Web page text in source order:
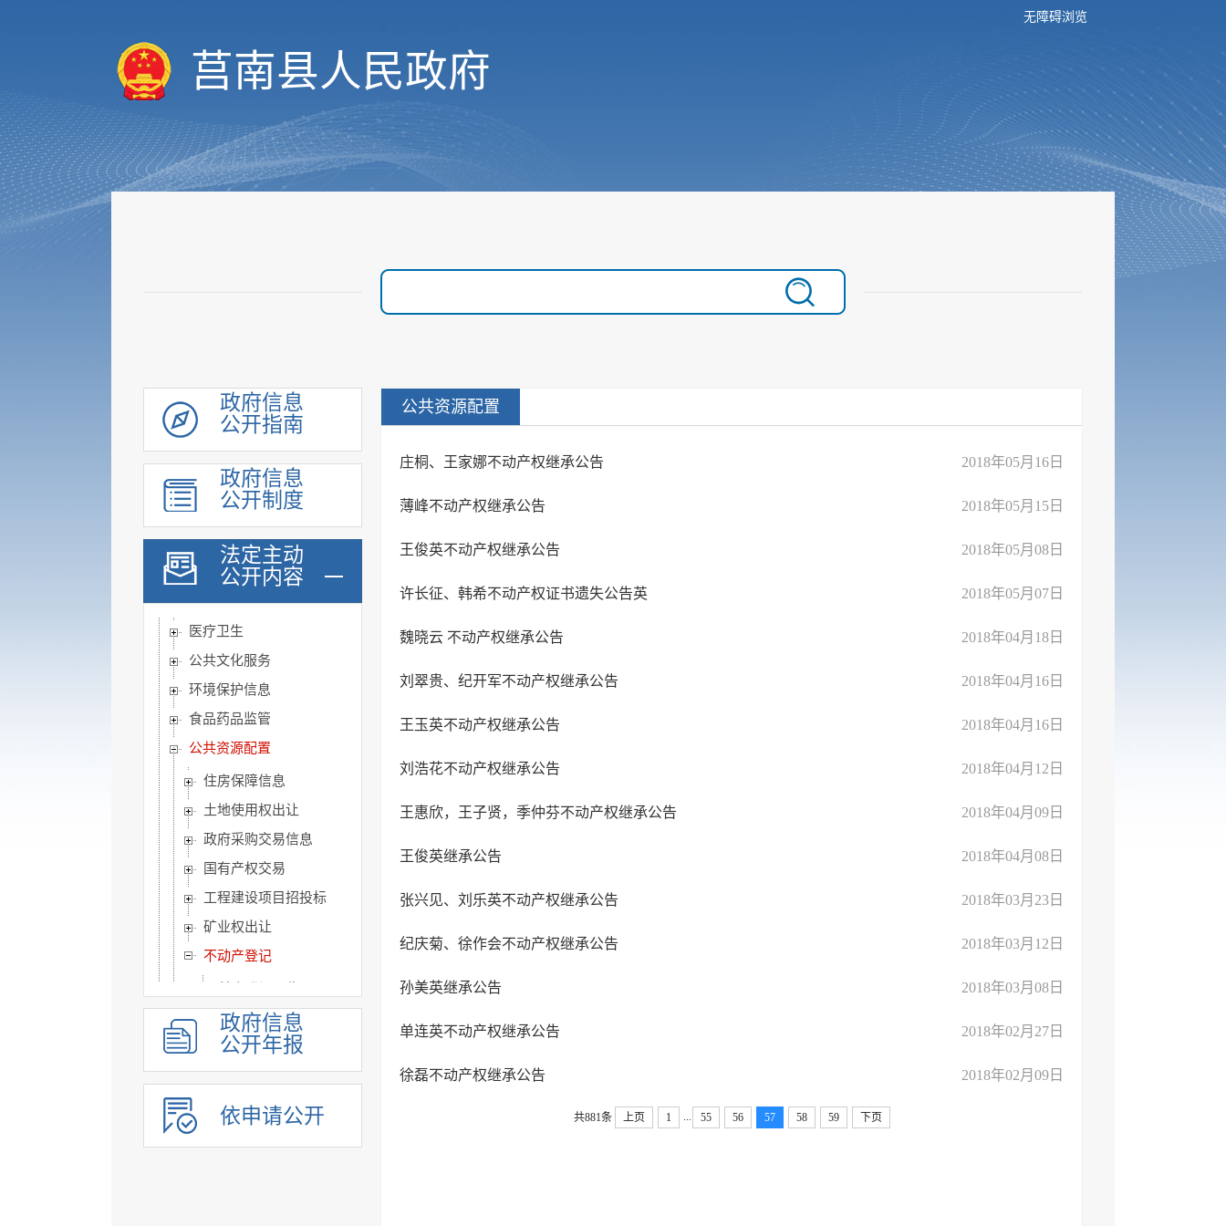
无障碍浏览
莒南县人民政府
政府信息
公开指南
政府信息
公开制度
法定主动
公开内容
财政信息
行政权力
价格与收费
优化服务
优化营商环境
脱贫攻坚
社会救助
社会福利
社会保险
养老服务
稳岗就业
教育信息
医疗卫生
公共文化服务
环境保护信息
食品药品监管
公共资源配置
住房保障信息
土地使用权出让
政府采购交易信息
国有产权交易
工程建设项目招投标
矿业权出让
不动产登记
遗失公告
继承公告
作废公告
公共监管信息
涉农补贴
政府信息
公开年报
依申请公开
公共资源配置
庄桐、王家娜不动产权继承公告 2018年05月16日
薄峰不动产权继承公告 2018年05月15日
王俊英不动产权继承公告 2018年05月08日
许长征、韩希不动产权证书遗失公告英 2018年05月07日
魏晓云 不动产权继承公告 2018年04月18日
刘翠贵、纪开军不动产权继承公告 2018年04月16日
王玉英不动产权继承公告 2018年04月16日
刘浩花不动产权继承公告 2018年04月12日
王惠欣，王子贤，季仲芬不动产权继承公告 2018年04月09日
王俊英继承公告 2018年04月08日
张兴见、刘乐英不动产权继承公告 2018年03月23日
纪庆菊、徐作会不动产权继承公告 2018年03月12日
孙美英继承公告 2018年03月08日
单连英不动产权继承公告 2018年02月27日
徐磊不动产权继承公告 2018年02月09日
共881条 上页 1 55 56 57 58 59 下页